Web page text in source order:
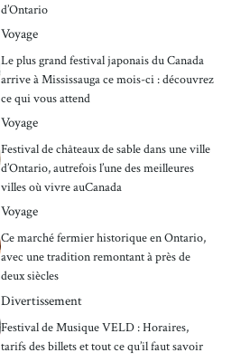
d’Ontario
Voyage
Le plus grand festival japonais du Canada
arrive à Mississauga ce mois-ci : découvrez
ce qui vous attend
Voyage
Festival de châteaux de sable dans une ville
d’Ontario, autrefois l’une des meilleures
villes où vivre auCanada
Voyage
Ce marché fermier historique en Ontario,
avec une tradition remontant à près de
deux siècles
Divertissement
Festival de Musique VELD : Horaires,
tarifs des billets et tout ce qu’il faut savoir